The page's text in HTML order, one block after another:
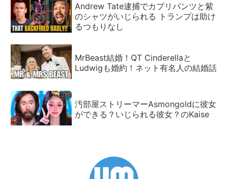
Andrew Tate逮捕でカプリパンツと紫
のシャツがいじられる トランプは助け
るつもりなし
MrBeast結婚！QT Cinderellaと
Ludwigも婚約！ネット有名人の結婚話
汚部屋ストリーマーAsmongoldに彼女
ができる？いじられる彼女？のKaise